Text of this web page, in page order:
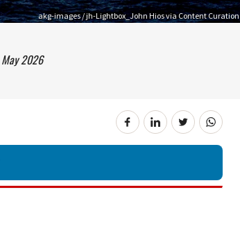
akg-images / jh-Lightbox_John Hios via Content Curation
May 2026